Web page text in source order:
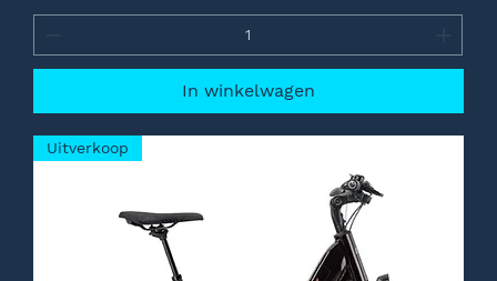
In winkelwagen
Uitverkoop